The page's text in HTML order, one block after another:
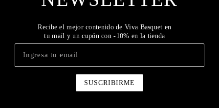
Recibe el mejor contenido de Viva Basquet en
tu mail y un cupón con -10% en la tienda